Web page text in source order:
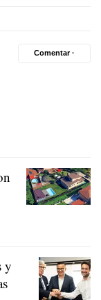
Comentar ·
y